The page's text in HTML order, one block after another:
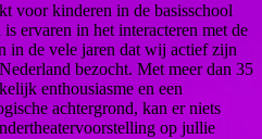
voor kinderen in de basisschool
ervaren in het interacteren met de
in de vele jaren dat wij actief zijn
bezocht. Met meer dan 35
enthousiasme en een
achtergrond, kan er niets
op jullie